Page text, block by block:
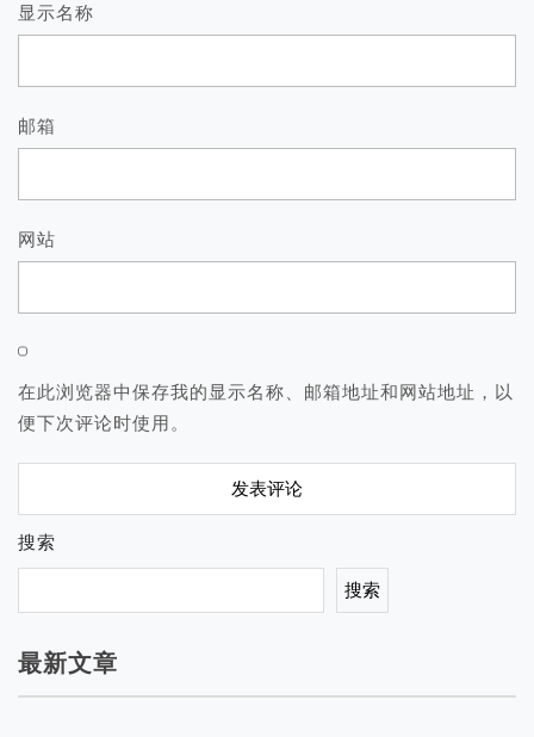
显示名称
邮箱
网站
在此浏览器中保存我的显示名称、邮箱地址和网站地址，以
便下次评论时使用。
搜索
搜索
最新文章